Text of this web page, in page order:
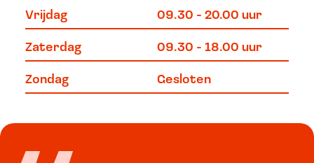
Vrijdag
Zaterdag
Zondag
09.30 - 20.00 uur
09.30 - 18.00 uur
Gesloten